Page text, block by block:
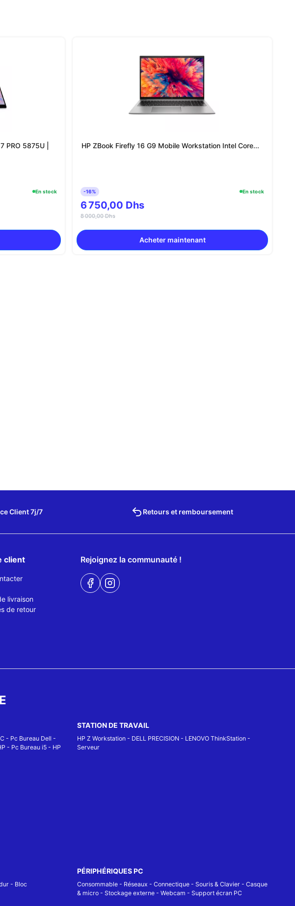
PRO 5875U |
En stock
HP ZBook Firefly 16 G9 Mobile Workstation Intel Core...
-16% En stock
6 750,00 Dhs
8 000,00 Dhs
Acheter maintenant
Client 7j/7 Retours et remboursement
client
livraison
de retour
Rejoignez la communauté !
- Pc Bureau Dell -
- Pc Bureau i5- HP
STATION DE TRAVAIL
HP Z Workstation - DELL PRECISION - LENOVO ThinkStation -
Serveur
- Bloc
PÉRIPHÉRIQUES PC
Consommable - Réseaux - Connectique - Souris & Clavier -Casque
& micro - Stockage externe -Webcam - Support écran PC